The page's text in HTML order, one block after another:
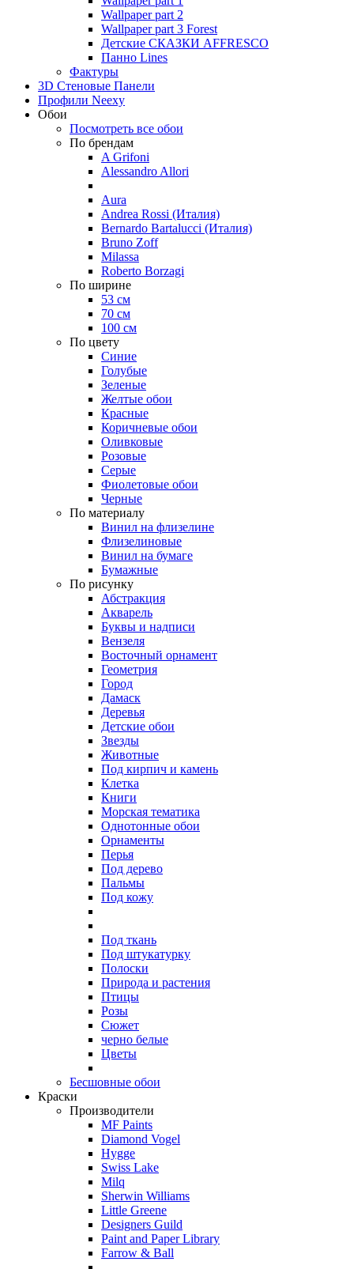
Wallpaper part 2
Wallpaper part 3 Forest
Детские СКАЗКИ AFFRESCO
Панно Lines
Фактуры
3D Стеновые Панели
Профили Neexy
Обои
Посмотреть все обои
По брендам
A Grifoni
Alessandro Allori
Aura
Andrea Rossi (Италия)
Bernardo Bartalucci (Италия)
Bruno Zoff
Milassa
Roberto Borzagi
По ширине
53 см
70 см
100 см
По цвету
Синие
Голубые
Зеленые
Желтые обои
Красные
Коричневые обои
Оливковые
Розовые
Серые
Фиолетовые обои
Черные
По материалу
Винил на флизелине
Флизелиновые
Винил на бумаге
Бумажные
По рисунку
Абстракция
Акварель
Буквы и надписи
Вензеля
Восточный орнамент
Геометрия
Город
Дамаск
Деревья
Детские обои
Звезды
Животные
Под кирпич и камень
Клетка
Книги
Морская тематика
Однотонные обои
Орнаменты
Перья
Под дерево
Пальмы
Под кожу
Под ткань
Под штукатурку
Полоски
Природа и растения
Птицы
Розы
Сюжет
черно белые
Цветы
Бесшовные обои
Краски
Производители
MF Paints
Diamond Vogel
Hygge
Swiss Lake
Milq
Sherwin Williams
Little Greene
Designers Guild
Paint and Paper Library
Farrow & Ball